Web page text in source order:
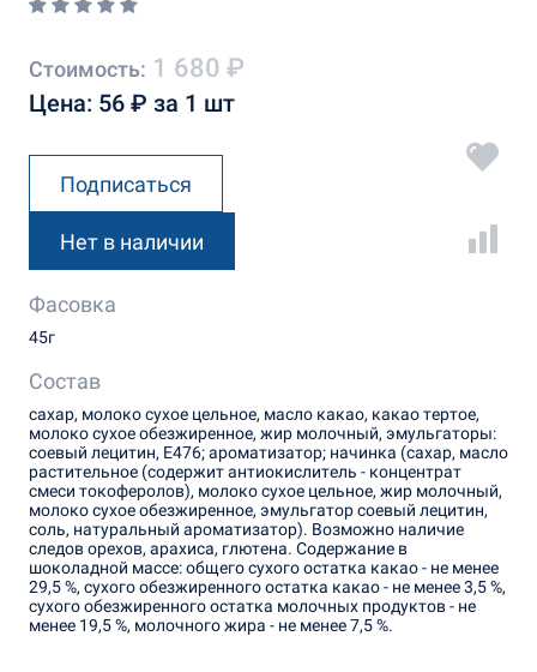
Стоимость: 1 680 ₽
Цена: 56 ₽ за 1 шт
Подписаться
Нет в наличии
Фасовка
45г
Состав
сахар, молоко сухое цельное, масло какао, какао тертое,
молоко сухое обезжиренное, жир молочный, эмульгаторы:
соевый лецитин, Е476; ароматизатор; начинка (сахар, масло
растительное (содержит антиокислитель - концентрат
смеси токоферолов), молоко сухое цельное, жир молочный,
молоко сухое обезжиренное, эмульгатор соевый лецитин,
соль, натуральный ароматизатор). Возможно наличие
следов орехов, арахиса, глютена. Содержание в
шоколадной массе: общего сухого остатка какао - не менее
29,5 %, сухого обезжиренного остатка какао - не менее 3,5 %,
сухого обезжиренного остатка молочных продуктов - не
менее 19,5 %, молочного жира - не менее 7,5 %.